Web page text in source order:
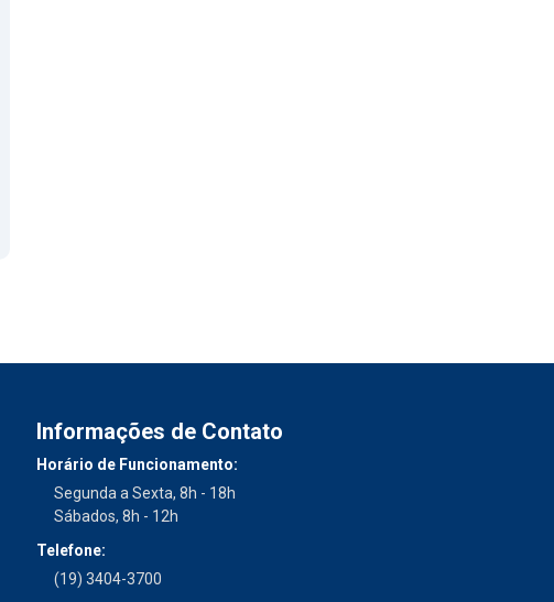
Informações de Contato
Horário de Funcionamento:
Segunda a Sexta, 8h - 18h
Sábados, 8h - 12h
Telefone:
(19) 3404-3700